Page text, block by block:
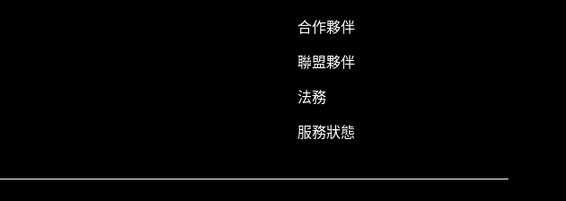
合作夥伴
聯盟夥伴
法務
服務狀態